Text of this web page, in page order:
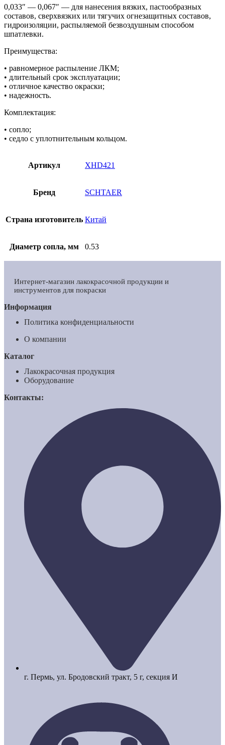
0,033″ — 0,067″ — для нанесения вязких, пастообразных
составов, сверхвязких или тягучих огнезащитных составов,
гидроизоляции, распыляемой безвоздушным способом
шпатлевки.
Преимущества:
• равномерное распыление ЛКМ;
• длительный срок эксплуатации;
• отличное качество окраски;
• надежность.
Комплектация:
• сопло;
• седло с уплотнительным кольцом.
Артикул XHD421
Бренд SCHTAER
Страна изготовитель Китай
Диаметр сопла, мм 0.53
Интернет-магазин лакокрасочной продукции и
инструментов для покраски
Информация
Политика конфиденциальности
О компании
Каталог
Лакокрасочная продукция
Оборудование
Контакты:
г. Пермь, ул. Бродовский тракт, 5 г, секция И